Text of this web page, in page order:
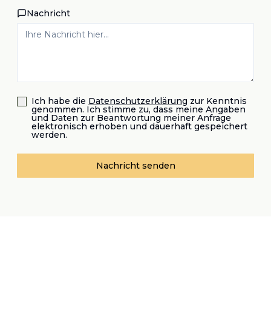
Nachricht
Ich habe die Datenschutzerklärung zur Kenntnis
genommen. Ich stimme zu, dass meine Angaben
und Daten zur Beantwortung meiner Anfrage
elektronisch erhoben und dauerhaft gespeichert
werden.
Nachricht senden